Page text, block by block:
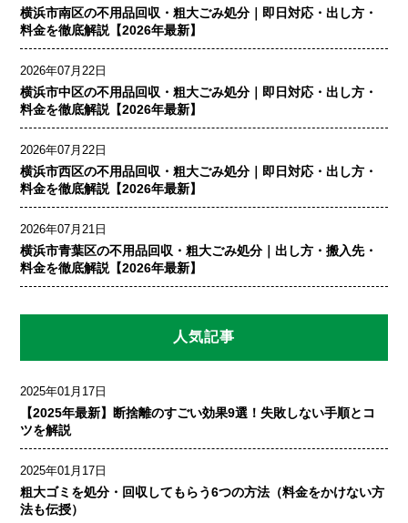
横浜市南区の不用品回収・粗大ごみ処分｜即日対応・出し方・
料金を徹底解説【2026年最新】
2026年07月22日
横浜市中区の不用品回収・粗大ごみ処分｜即日対応・出し方・
料金を徹底解説【2026年最新】
2026年07月22日
横浜市西区の不用品回収・粗大ごみ処分｜即日対応・出し方・
料金を徹底解説【2026年最新】
2026年07月21日
横浜市青葉区の不用品回収・粗大ごみ処分｜出し方・搬入先・
料金を徹底解説【2026年最新】
人気記事
2025年01月17日
【2025年最新】断捨離のすごい効果9選！失敗しない手順とコ
ツを解説
2025年01月17日
粗大ゴミを処分・回収してもらう6つの方法（料金をかけない方
法も伝授）